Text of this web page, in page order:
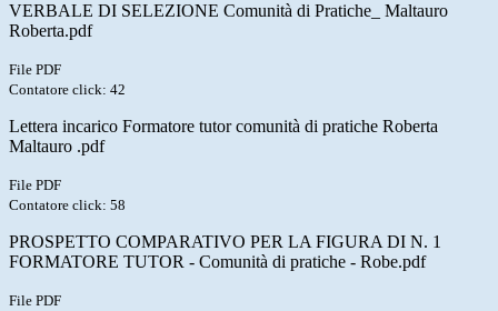
VERBALE DI SELEZIONE Comunità di Pratiche_ Maltauro
Roberta.pdf
File PDF
Contatore click: 42
Lettera incarico Formatore tutor comunità di pratiche Roberta
Maltauro .pdf
File PDF
Contatore click: 58
PROSPETTO COMPARATIVO PER LA FIGURA DI N. 1
FORMATORE TUTOR - Comunità di pratiche - Robe.pdf
File PDF